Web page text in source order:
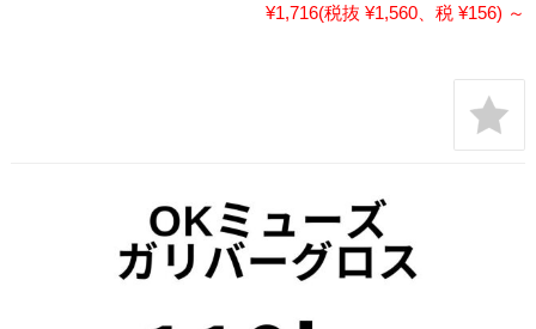
¥1,716(税抜 ¥1,560、税 ¥156) ～